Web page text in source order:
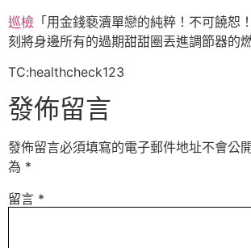
巡檢 「用金錢褻瀆單戀的純粹！不可饒恕
刻將身邊所有的過期甜甜圈丟進調節器的
TC:healthcheck123
發佈留言
發佈留言必須填寫的電子郵件地址不會公
為 *
留言 *